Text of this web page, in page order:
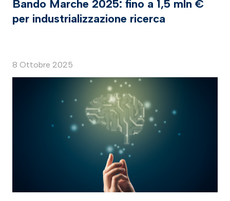
Bando Marche 2025: fino a 1,5 mln €
per industrializzazione ricerca
8 Ottobre 2025